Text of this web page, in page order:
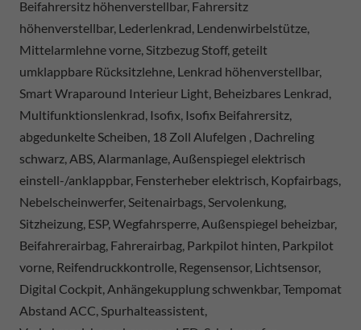
Beifahrersitz höhenverstellbar, Fahrersitz
höhenverstellbar, Lederlenkrad, Lendenwirbelstütze,
Mittelarmlehne vorne, Sitzbezug Stoff, geteilt
umklappbare Rücksitzlehne, Lenkrad höhenverstellbar,
Smart Wraparound Interieur Light, Beheizbares Lenkrad,
Multifunktionslenkrad, Isofix, Isofix Beifahrersitz,
abgedunkelte Scheiben, 18 Zoll Alufelgen , Dachreling
schwarz, ABS, Alarmanlage, Außenspiegel elektrisch
einstell-/anklappbar, Fensterheber elektrisch, Kopfairbags,
Nebelscheinwerfer, Seitenairbags, Servolenkung,
Sitzheizung, ESP, Wegfahrsperre, Außenspiegel beheizbar,
Beifahrerairbag, Fahrerairbag, Parkpilot hinten, Parkpilot
vorne, Reifendruckkontrolle, Regensensor, Lichtsensor,
Digital Cockpit, Anhängekupplung schwenkbar, Tempomat
Abstand ACC, Spurhalteassistent,